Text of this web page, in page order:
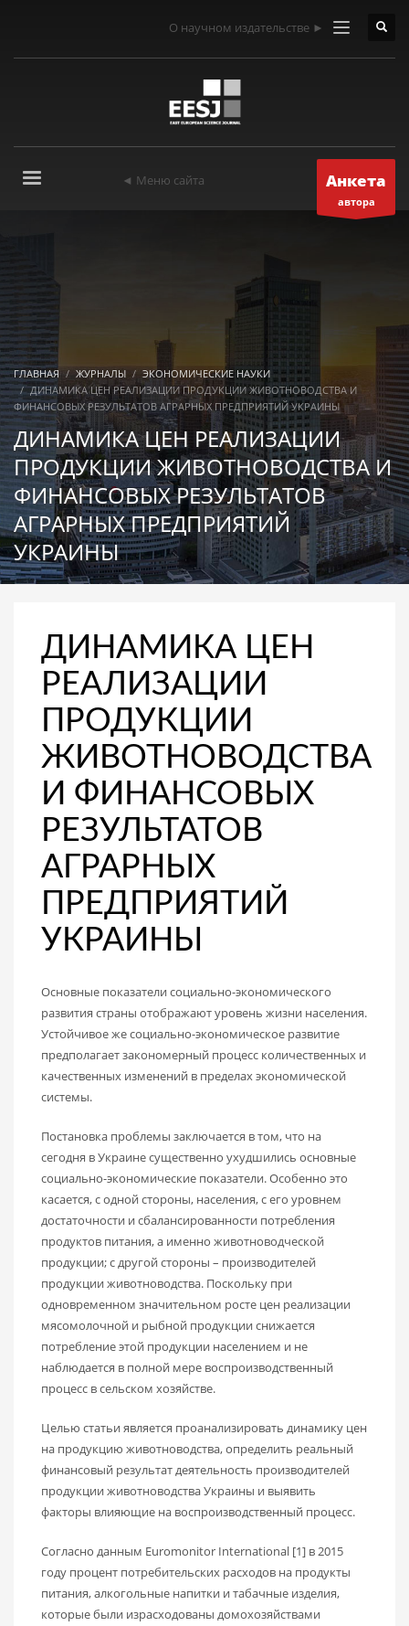
О научном издательстве ►
◄ Меню сайта Анкета
автора
ГЛАВНАЯ ЖУРНАЛЫ
ЭКОНОМИЧЕСКИЕ НАУКИ
ДИНАМИКА ЦЕН РЕАЛИЗАЦИИ ПРОДУКЦИИ ЖИВОТНОВОДСТВА И
ФИНАНСОВЫХ РЕЗУЛЬТАТОВ АГРАРНЫХ ПРЕДПРИЯТИЙ УКРАИНЫ
ДИНАМИКА ЦЕН РЕАЛИЗАЦИИ
ПРОДУКЦИИ ЖИВОТНОВОДСТВА И
ФИНАНСОВЫХ РЕЗУЛЬТАТОВ
АГРАРНЫХ ПРЕДПРИЯТИЙ
УКРАИНЫ
ДИНАМИКА ЦЕН
РЕАЛИЗАЦИИ
ПРОДУКЦИИ
ЖИВОТНОВОДСТВА
И ФИНАНСОВЫХ
РЕЗУЛЬТАТОВ
АГРАРНЫХ
ПРЕДПРИЯТИЙ
УКРАИНЫ
Основные показатели социально-экономического
развития страны отображают уровень жизни населения.
Устойчивое же социально-экономическое развитие
предполагает закономерный процесс количественных и
качественных изменений в пределах экономической
системы.
Постановка проблемы заключается в том, что на
сегодня в Украине существенно ухудшились основные
социально-экономические показатели. Особенно это
касается, с одной стороны, населения, с его уровнем
достаточности и сбалансированности потребления
продуктов питания, а именно животноводческой
продукции; с другой стороны – производителей
продукции животноводства. Поскольку при
одновременном значительном росте цен реализации
мясомолочной и рыбной продукции снижается
потребление этой продукции населением и не
наблюдается в полной мере воспроизводственный
процесс в сельском хозяйстве.
Целью статьи является проанализировать динамику цен
на продукцию животноводства, определить реальный
финансовый результат деятельность производителей
продукции животноводства Украины и выявить
факторы влияющие на воспроизводственный процесс.
Согласно данным Euromonitor International [1] в 2015
году процент потребительских расходов на продукты
питания, алкогольные напитки и табачные изделия,
которые были израсходованы домохозяйствами